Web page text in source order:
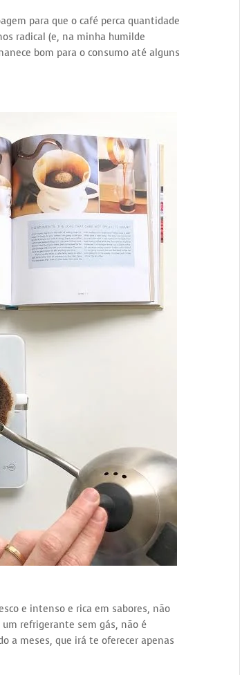
para que o café perca quantidade
radical (e, na minha humilde
bom para o consumo até alguns
e intenso e rica em sabores, não
um refrigerante sem gás, não é
a meses, que irá te oferecer apenas